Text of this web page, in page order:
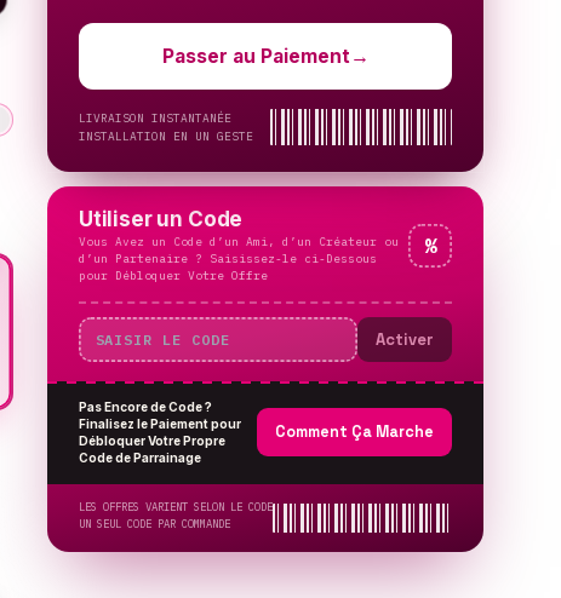
Passer au Paiement →
LIVRAISON INSTANTANÉE
INSTALLATION EN UN GESTE
Utiliser un Code
Vous Avez un Code d’un Ami, d’un Créateur ou
d’un Partenaire ? Saisissez-le ci-Dessous
pour Débloquer Votre Offre
%
Activer
Pas Encore de Code ?
Finalisez le Paiement pour
Débloquer Votre Propre
Code de Parrainage
Comment Ça Marche
LES OFFRES VARIENT SELON LE CODE
UN SEUL CODE PAR COMMANDE